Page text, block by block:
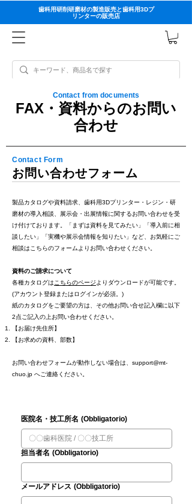
歯科用研削研磨材の製造販売と歯科用3Dプ
リンターの販売店
Contact from documents
FAX・資料からのお問い
合わせ
Contact Form
お問い合わせフォーム
製品カタログや資料請求、歯科用3Dプリンター・レジン・研
磨材の導入相談、展示会・出展情報に関するお問い合わせを受
け付けております。「まずは資料を見てみたい」「導入前に相
談したい」「実機や展示会情報を知りたい」など、お気軽にご
相談はこちらのフォームよりお問い合わせください。
資料のご請求について
各種カタログは こちらのページ よりダウンロードが可能です。
(アカウント登録またはログインが必須。)
紙のカタログをご要望の方は、その他お問い合せ記入欄に以下
2点ご記入の上お問い合わせください。
【お届け先住所】
【お求めの資料、部数】
お問い合わせフォームが動作しない場合は、 support@mt-
chuo.jp へご連絡ください。
医院名・技工所名 (Obbligatorio)
担当者名 (Obbligatorio)
メールアドレス (Obbligatorio)